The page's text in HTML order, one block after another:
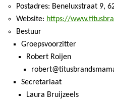
Postadres: Beneluxstraat 9,
Website: https://
Bestuur
Groepsvoorzitter
Robert Roijen
Secretariaat
Laura Bruijzeels